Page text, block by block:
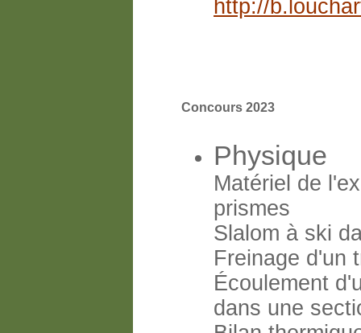
http://
Concours 2023
Physique
Matériel de
prismes
Slalom à ski
Freinage d'un
Écoulement
dans une